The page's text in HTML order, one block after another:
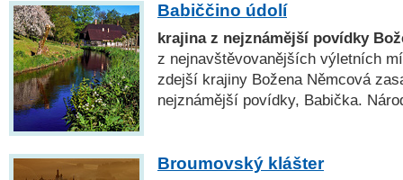
Babiččino údolí
krajina z nejznámější povídky
z nejnavštěvovanějších výletních
zdejší krajiny Božena Němcová
nejznámější povídky, Babička.
Broumovský klášter